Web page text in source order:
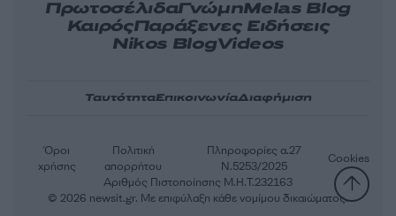
ΠρωτοσέλιδαΓνώμηMelas Blog
ΚαιρόςΠαράξενες Ειδήσεις
Nikos BlogVideos
ΤαυτότηταΕπικοινωνίαΔιαφήμιση
Αριθμός Πιστοποίησης Μ.Η.Τ.232163
Όροι
χρήσης
Πολιτική
απορρήτου
Πληροφορίες α.27
Ν.5253/2025
Cookies
© 2026 newsit.gr. Με επιφύλαξη κάθε νομίμου δικαιώματος.